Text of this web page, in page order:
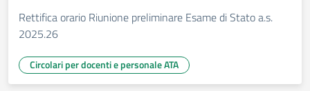
Rettifica orario Riunione preliminare Esame di Stato a.s.
2025.26
Circolari per docenti e personale ATA